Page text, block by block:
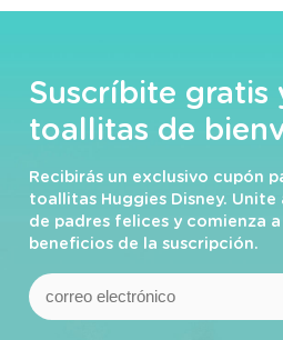
Suscríbite gratis
toallitas de
Recibirás un exclusivo cupón
toallitas Huggies Disney.
de padres felices y comienza
beneficios de la suscripción.